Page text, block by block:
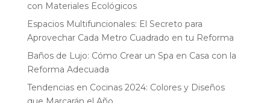
con Materiales Ecológicos
Espacios Multifuncionales: El Secreto para
Aprovechar Cada Metro Cuadrado en tu Reforma
Baños de Lujo: Cómo Crear un Spa en Casa con la
Reforma Adecuada
Tendencias en Cocinas 2024: Colores y Diseños